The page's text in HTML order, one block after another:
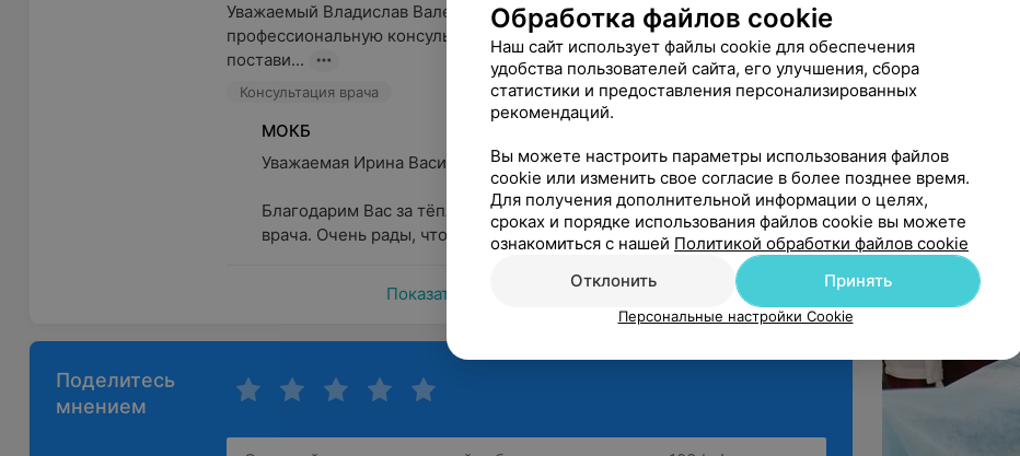
Уважаемый Владислав Валентинович! Благодарю Вас за
профессиональную консультацию 14.07.2026 в МОКБ. Вы не просто
постави...
Консультация врача
МОКБ
Уважаемая Ирина Васильевна!
Благодарим Вас за тёплые слова и высокую оценку работы нашего
врача. Очень рады, что при...
Показать ещё
Поделитесь
мнением
Обработка файлов cookie
Наш сайт использует файлы cookie для обеспечения
удобства пользователей сайта, его улучшения, сбора
статистики и предоставления персонализированных
рекомендаций.
Вы можете настроить параметры использования файлов
cookie или изменить свое согласие в более позднее время.
Для получения дополнительной информации о целях,
сроках и порядке использования файлов cookie вы можете
ознакомиться с нашей Политикой обработки файлов cookie
Отклонить
Принять
Персональные настройки Cookie